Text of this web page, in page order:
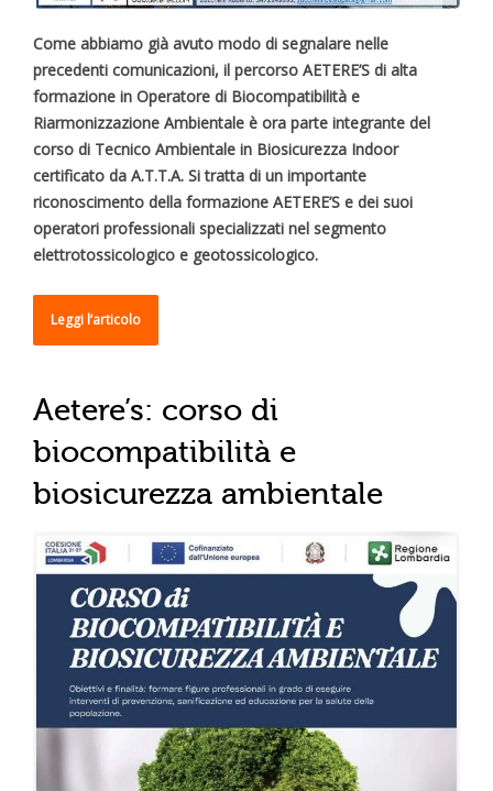
Come abbiamo già avuto modo di segnalare nelle
precedenti comunicazioni, il percorso AETERE’S di alta
formazione in Operatore di Biocompatibilità e
Riarmonizzazione Ambientale è ora parte integrante del
corso di Tecnico Ambientale in Biosicurezza Indoor
certificato da A.T.T.A. Si tratta di un importante
riconoscimento della formazione AETERE’S e dei suoi
operatori professionali specializzati nel segmento
elettrotossicologico e geotossicologico.
Leggi l’articolo
Aetere’s: corso di
biocompatibilità e
biosicurezza ambientale